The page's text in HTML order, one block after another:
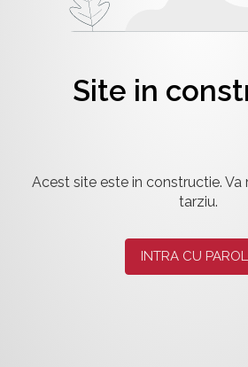
Site in
Acest site este in constructie. Va
tarziu.
INTRA CU